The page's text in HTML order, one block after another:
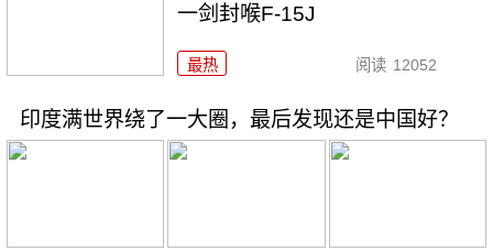
一剑封喉F-15J
最热 阅读 12052
印度满世界绕了一大圈，最后发现还是中国好？